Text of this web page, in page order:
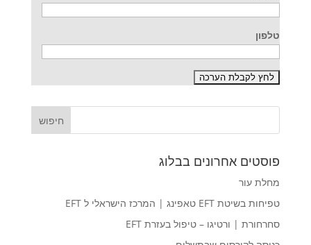
טלפון
פוסטים אחרונים בבלוג
מחלת עור
טפיחות בשיטת EFT טאפינג | המרכז הישראלי ל EFT
סחרחורת | ורטיגו – טיפול בעזרת EFT